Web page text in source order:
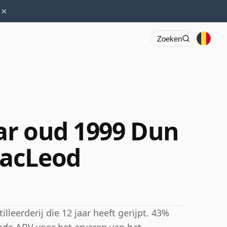
×
Zoeken
oud 1999 Dun
die 12 jaar heeft gerijpt. 43%